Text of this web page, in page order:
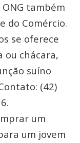
também
do Comércio.
se oferece
ou chácara,
suíno
(42)
um
um jovem